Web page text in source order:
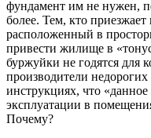
фундамент им не нужен,
более. Тем, кто приезжает
расположенный в
привести жилище в
буржуйки не годятся для
производители
инструкциях, что «данное
эксплуатации в
Почему?